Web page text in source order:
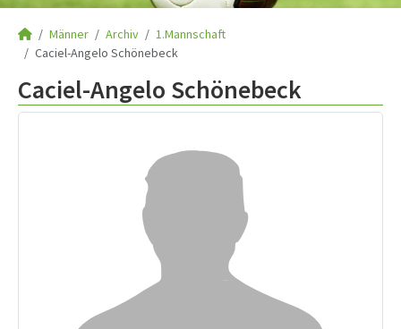
Männer Archiv
1.Mannschaft
Caciel-Angelo Schönebeck
Caciel-Angelo Schönebeck